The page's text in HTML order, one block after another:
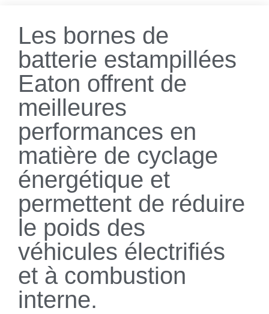
Les bornes de
batterie estampillées
Eaton offrent de
meilleures
performances en
matière de cyclage
énergétique et
permettent de réduire
le poids des
véhicules électrifiés
et à combustion
interne.